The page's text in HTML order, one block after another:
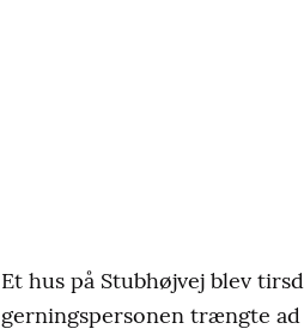
Et hus på Stubhøjvej blev
gerningspersonen trængte